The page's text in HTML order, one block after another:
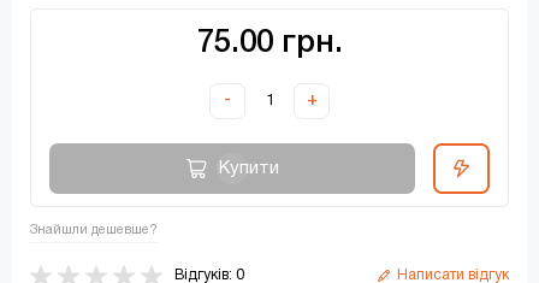
75.00 грн.
- +
Купити
Знайшли дешевше?
Відгуків: 0 Написати відгук